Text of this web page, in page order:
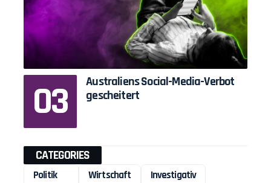
Australiens Social-Media-Verbot
gescheitert
CATEGORIES
Politik Wirtschaft Investigativ